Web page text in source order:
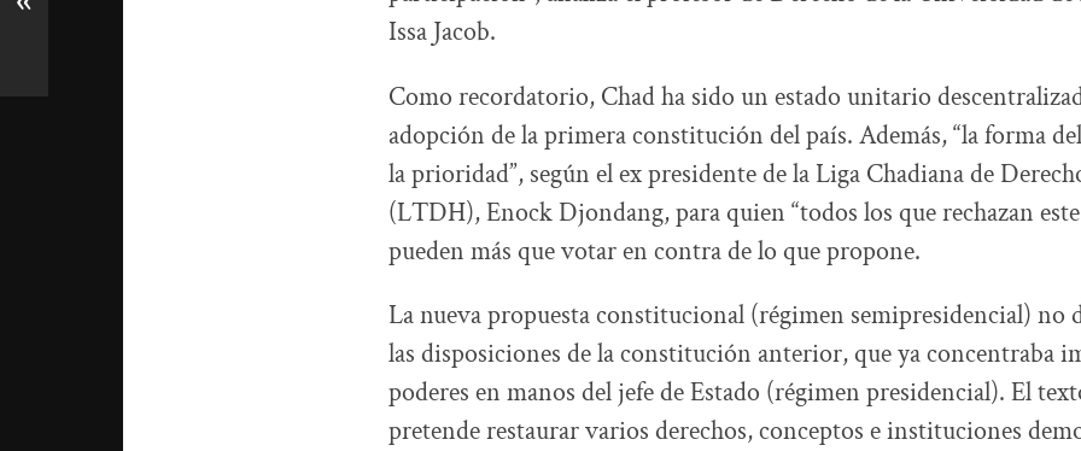
Issa Jacob.
Como recordatorio, Chad ha sido un estado unitario
adopción de la primera constitución del país. Además, “la forma
la prioridad”, según el ex presidente de la Liga Chadiana de
(LTDH), Enock Djondang, para quien “todos los que rechazan
pueden más que votar en contra de lo que propone.
La nueva propuesta constitucional (régimen semipresidencial) no
las disposiciones de la constitución anterior, que ya concentraba
poderes en manos del jefe de Estado (régimen presidencial). El
pretende restaurar varios derechos, conceptos e instituciones